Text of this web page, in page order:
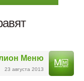
Меню
23 августа 2013